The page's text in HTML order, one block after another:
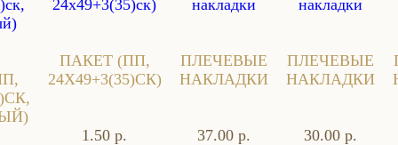
ПАКЕТ (ПП,
24Х49+3(35)СК)
1.50 р.
ПЛЕЧЕВЫЕ
НАКЛАДКИ
37.00 р.
ПЛЕЧЕВЫЕ
НАКЛАДКИ
30.00 р.